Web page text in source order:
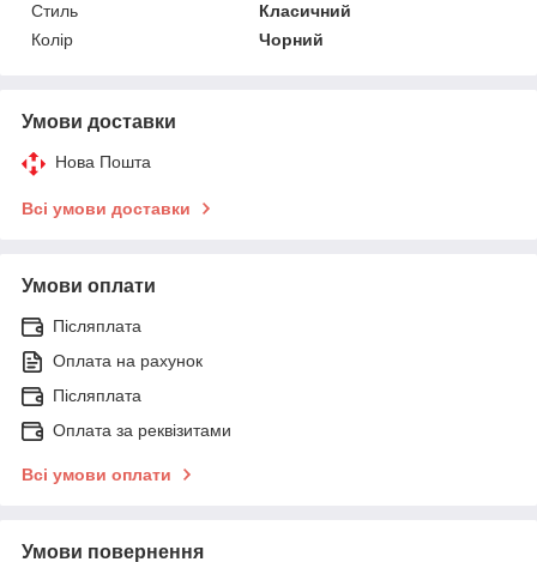
Стиль
Класичний
Колір
Чорний
Умови доставки
Нова Пошта
Всі умови доставки
Умови оплати
Післяплата
Оплата на рахунок
Післяплата
Оплата за реквізитами
Всі умови оплати
Умови повернення